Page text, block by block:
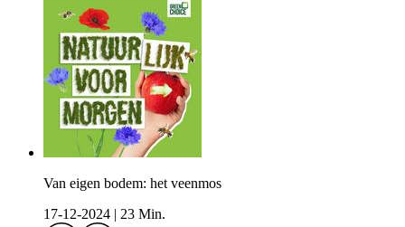
Van eigen bodem: het veenmos
17-12-2024
23 Min.